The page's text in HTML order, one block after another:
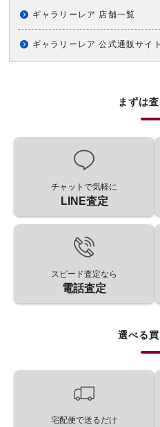
ギャラリーレア 店舗一覧
ギャラリーレア 公式通販サイト
まずは
チャットで気軽に
LINE査定
スピード査定なら
電話査定
選べる
宅配便で送るだけ